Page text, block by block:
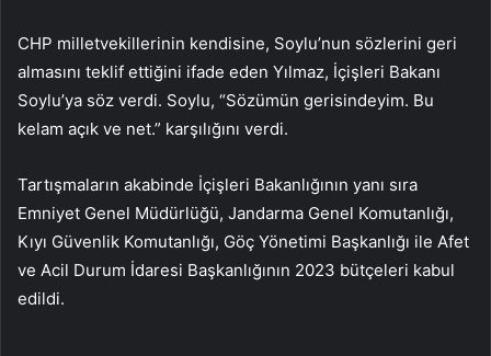
CHP milletvekillerinin kendisine, Soylu’nun sözlerini geri
almasını teklif ettiğini ifade eden Yılmaz, İçişleri Bakanı
Soylu’ya söz verdi. Soylu, “Sözümün gerisindeyim. Bu
kelam açık ve net.” karşılığını verdi.
Tartışmaların akabinde İçişleri Bakanlığının yanı sıra
Emniyet Genel Müdürlüğü, Jandarma Genel Komutanlığı,
Kıyı Güvenlik Komutanlığı, Göç Yönetimi Başkanlığı ile Afet
ve Acil Durum İdaresi Başkanlığının 2023 bütçeleri kabul
edildi.